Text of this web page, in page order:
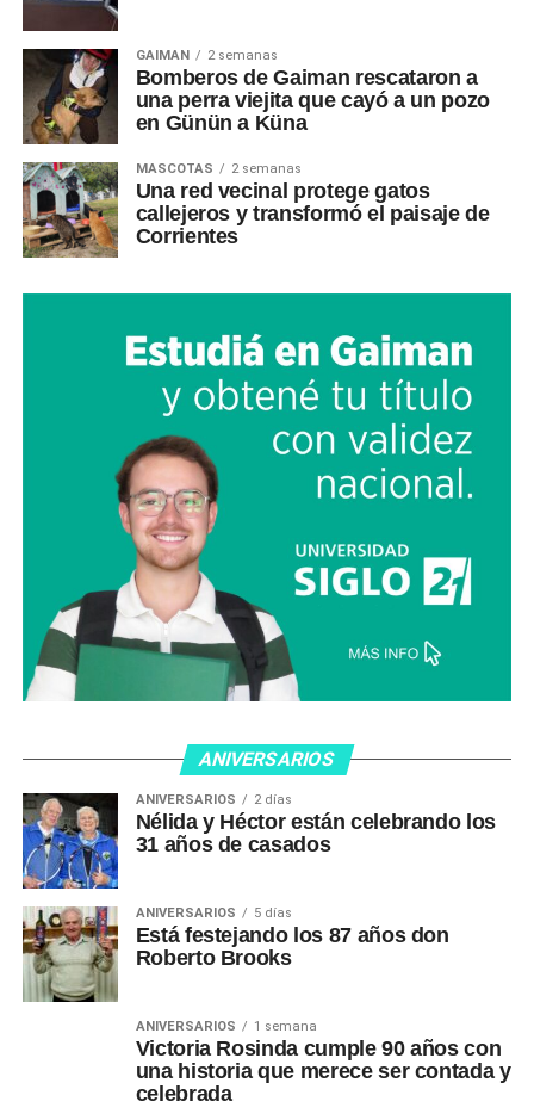
GAIMAN 2 semanas
Bomberos de Gaiman rescataron a
una perra viejita que cayó a un pozo
en Günün a Küna
MASCOTAS 2 semanas
Una red vecinal protege gatos
callejeros y transformó el paisaje de
Corrientes
ANIVERSARIOS
ANIVERSARIOS 2 días
Nélida y Héctor están celebrando los
31 años de casados
ANIVERSARIOS 5 días
Está festejando los 87 años don
Roberto Brooks
ANIVERSARIOS 1 semana
Victoria Rosinda cumple 90 años con
una historia que merece ser contada y
celebrada